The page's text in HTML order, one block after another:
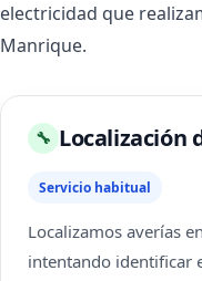
electricidad que
Manrique.
🔧 Localización
Servicio habitual
Localizamos averías
intentando identificar